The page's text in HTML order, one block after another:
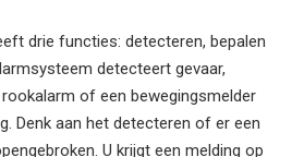
drie functies: detecteren, bepalen
detecteert gevaar,
of een bewegingsmelder
Denk aan het detecteren of er een
U krijgt een melding op